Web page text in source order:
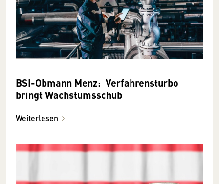
BSI-Obmann Menz: Verfahrensturbo
bringt Wachstumsschub
Weiterlesen